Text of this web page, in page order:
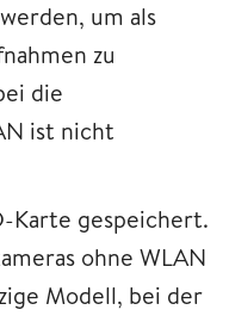
um als
zu
die
ist nicht
Karte gespeichert.
ohne WLAN
Modell, bei der